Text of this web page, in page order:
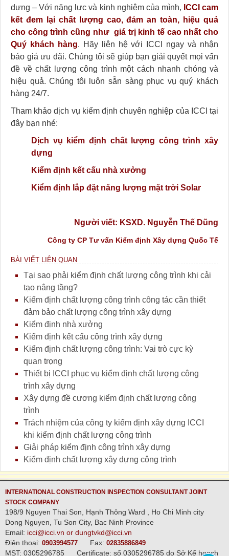
dựng – Với năng lực và kinh nghiệm của mình, ICCI cam
kết đem lại chất lượng cao, đảm an toàn, hiệu quả
cho công trình cũng như giá trị kinh tế cao nhất cho
Quý khách hàng. Hãy liên hệ với ICCI ngay và nhận
báo giá ưu đãi. Chúng tôi sẽ giúp bạn giải quyết mọi vấn
đề về chất lượng công trình một cách nhanh chóng và
hiệu quả. Chúng tôi luôn sẵn sàng phục vụ quý khách
hàng 24/7.
Tham khảo dịch vụ kiểm định chuyên nghiệp của ICCI tại
đây bạn nhé:
Dịch vụ kiểm định chất lượng công trình xây
dựng
Kiểm định kết cấu nhà xưởng
Kiểm định lắp đặt năng lượng mặt trời Solar
Người viết: KSXD. Nguyễn Thế Dũng
Công ty CP Tư vấn Kiểm định Xây dựng Quốc Tế
BÀI VIẾT LIÊN QUAN
Tại sao phải kiểm định chất lượng công trình khi cải
tạo nâng tầng?
Kiểm định chất lượng công trình công tác cần thiết
đảm bảo chất lượng công trình xây dựng
Kiểm định nhà xưởng
Kiểm định kết cấu công trình xây dựng
Kiểm định chất lượng công trình: Vai trò cực kỳ
quan trọng
Thiết bị ICCI phục vụ kiểm định chất lượng công
trình xây dựng
Xây dựng đề cương kiểm định chất lượng công
trình
Trách nhiệm của công ty kiểm định xây dựng ICCI
khi kiểm định chất lượng công trình
Giải pháp kiểm định công trình xây dựng
Kiểm định chất lượng xây dựng công trình
INTERNATIONAL CONSTRUCTION INSPECTION CONSULTANT JOINT
STOCK COMPANY
198/9 Nguyen Thai Son, Hạnh Thông Ward , Ho Chi Minh city
Dong Nguyen, Tu Son City, Bac Ninh Province
Email: icci@icci.vn or dungtvkd@icci.vn
Điện thoại: 0903994577 Fax: 02835886849
MST: 0305296785 Certificate: số 0305296785 do Sở Kế hoạch